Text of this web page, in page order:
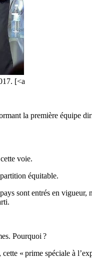
[<a
la première équipe
voie.
équitable.
sont entrés en vigueur,
Pourquoi ?
« prime spéciale à